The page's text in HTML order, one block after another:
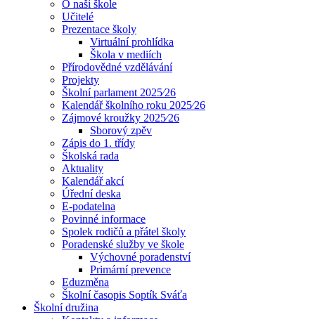
O naší škole
Učitelé
Prezentace školy
Virtuální prohlídka
Škola v mediích
Přírodovědné vzdělávání
Projekty
Školní parlament 2025⁄26
Kalendář školního roku 2025⁄26
Zájmové kroužky 2025⁄26
Sborový zpěv
Zápis do 1. třídy
Školská rada
Aktuality
Kalendář akcí
Úřední deska
E-podatelna
Povinné informace
Spolek rodičů a přátel školy
Poradenské služby ve škole
Výchovné poradenství
Primární prevence
Eduzměna
Školní časopis Soptík Sváťa
Školní družina